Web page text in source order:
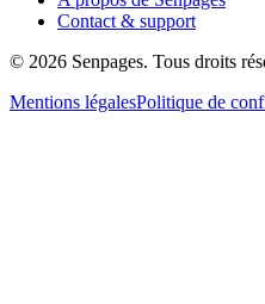
Contact & support
© 2026 Senpages. Tous droits
Mentions légalesPolitique de